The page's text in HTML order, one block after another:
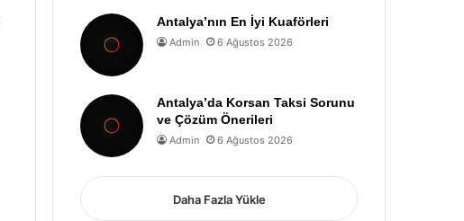
Antalya’nın En İyi Kuaförleri
Admin 6 Ağustos 2026
Antalya’da Korsan Taksi Sorunu
ve Çözüm Önerileri
Admin 6 Ağustos 2026
Daha Fazla Yükle